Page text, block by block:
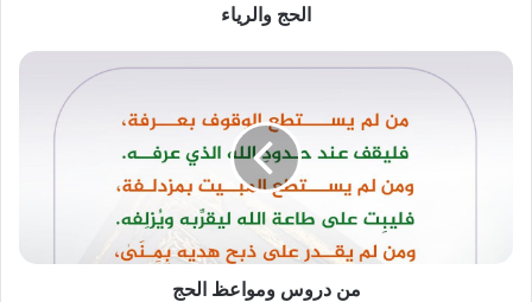
الحج والرياء
من
ومواعظ
من دروس ومواعظ الحج